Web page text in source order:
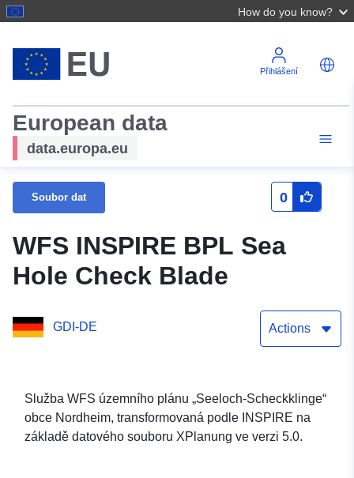
How do you know?
Přihlášení
European data
data.europa.eu
Soubor dat 0
WFS INSPIRE BPL Sea
Hole Check Blade
GDI-DE Actions
Služba WFS územního plánu „Seeloch-Scheckklinge“
obce Nordheim, transformovaná podle INSPIRE na
základě datového souboru XPlanung ve verzi 5.0.